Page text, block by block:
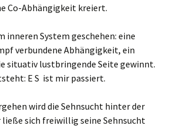
Co-Abhängigkeit kreiert.
inneren System geschehen: eine
verbundene Abhängigkeit, ein
situativ lustbringende Seite gewinnt.
E S ist mir passiert.
wird die Sehnsucht hinter der
ließe sich freiwillig seine Sehnsucht